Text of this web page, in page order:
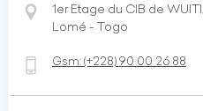
1er Etage du CIB de
Lomé - Togo
Gsm:(+228)90 00 26 88